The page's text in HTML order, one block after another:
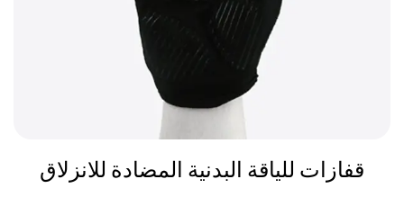
قفازات للياقة البدنية المضادة للانزلاق